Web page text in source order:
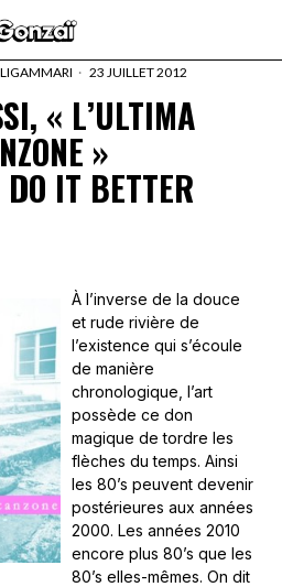
23 JUILLET 2012
« L’ULTIMA
»
IT BETTER
À l’inverse de la douce
et rude rivière de
l’existence qui s’écoule
de manière
chronologique, l’art
possède ce don
magique de tordre les
flèches du temps. Ainsi
les 80’s peuvent devenir
postérieures aux années
2000. Les années 2010
encore plus 80’s que les
80’s elles-mêmes. On dit